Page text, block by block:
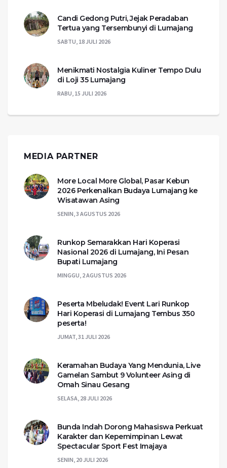
Candi Gedong Putri, Jejak Peradaban
Tertua yang Tersembunyi di Lumajang
SABTU, 18 JULI 2026
Menikmati Nostalgia Kuliner Tempo Dulu
di Loji 35 Lumajang
RABU, 15 JULI 2026
MEDIA PARTNER
More Local More Global, Pasar Kebun
2026 Perkenalkan Budaya Lumajang ke
Wisatawan Asing
SENIN, 3 AGUSTUS 2026
Runkop Semarakkan Hari Koperasi
Nasional 2026 di Lumajang, Ini Pesan
Bupati Lumajang
MINGGU, 2 AGUSTUS 2026
Peserta Mbeludak! Event Lari Runkop
Hari Koperasi di Lumajang Tembus 350
peserta!
JUMAT, 31 JULI 2026
Keramahan Budaya Yang Mendunia, Live
Gamelan Sambut 9 Volunteer Asing di
Omah Sinau Gesang
SELASA, 28 JULI 2026
Bunda Indah Dorong Mahasiswa Perkuat
Karakter dan Kepemimpinan Lewat
Spectacular Sport Fest Imajaya
SENIN, 20 JULI 2026